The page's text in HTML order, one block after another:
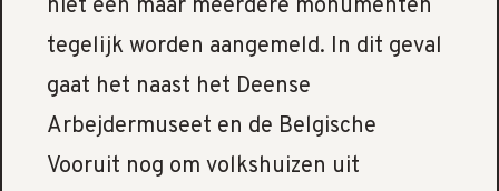
niet één maar meerdere monumenten
tegelijk worden aangemeld. In dit geval
gaat het naast het Deense
Arbejdermuseet en de Belgische
Vooruit nog om volkshuizen uit